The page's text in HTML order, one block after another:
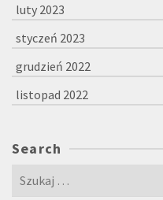
luty 2023
styczeń 2023
grudzień 2022
listopad 2022
Search
Szukaj